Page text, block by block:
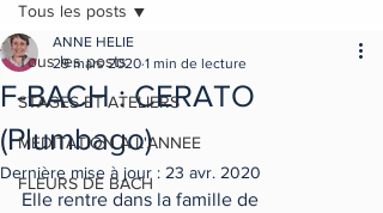
Tous les posts
STAGES ET ATELIERS
MEDITATION A L'ANNEE
FLEURS DE BACH
Tous les posts
F-BACH : CERATO
(Plumbago)
ANNE HELIE
29 mars 2020 1 min de lecture
Dernière mise à jour : 23 avr. 2020
Elle rentre dans la famille de